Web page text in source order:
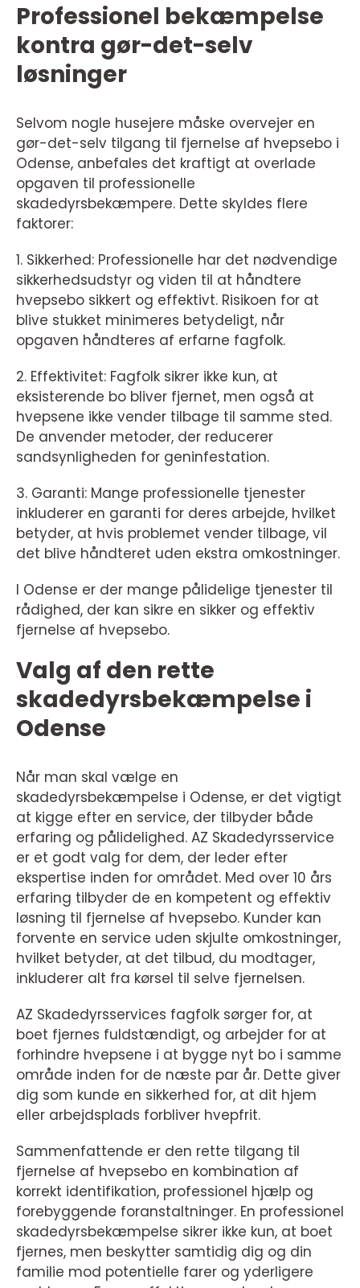
Professionel bekæmpelse
kontra gør-det-selv
løsninger
Selvom nogle husejere måske overvejer en
gør-det-selv tilgang til fjernelse af hvepsebo i
Odense, anbefales det kraftigt at overlade
opgaven til professionelle
skadedyrsbekæmpere. Dette skyldes flere
faktorer:
1. Sikkerhed: Professionelle har det nødvendige
sikkerhedsudstyr og viden til at håndtere
hvepsebo sikkert og effektivt. Risikoen for at
blive stukket minimeres betydeligt, når
opgaven håndteres af erfarne fagfolk.
2. Effektivitet: Fagfolk sikrer ikke kun, at
eksisterende bo bliver fjernet, men også at
hvepsene ikke vender tilbage til samme sted.
De anvender metoder, der reducerer
sandsynligheden for geninfestation.
3. Garanti: Mange professionelle tjenester
inkluderer en garanti for deres arbejde, hvilket
betyder, at hvis problemet vender tilbage, vil
det blive håndteret uden ekstra omkostninger.
I Odense er der mange pålidelige tjenester til
rådighed, der kan sikre en sikker og effektiv
fjernelse af hvepsebo.
Valg af den rette
skadedyrsbekæmpelse i
Odense
Når man skal vælge en
skadedyrsbekæmpelse i Odense, er det vigtigt
at kigge efter en service, der tilbyder både
erfaring og pålidelighed. AZ Skadedyrsservice
er et godt valg for dem, der leder efter
ekspertise inden for området. Med over 10 års
erfaring tilbyder de en kompetent og effektiv
løsning til fjernelse af hvepsebo. Kunder kan
forvente en service uden skjulte omkostninger,
hvilket betyder, at det tilbud, du modtager,
inkluderer alt fra kørsel til selve fjernelsen.
AZ Skadedyrsservices fagfolk sørger for, at
boet fjernes fuldstændigt, og arbejder for at
forhindre hvepsene i at bygge nyt bo i samme
område inden for de næste par år. Dette giver
dig som kunde en sikkerhed for, at dit hjem
eller arbejdsplads forbliver hvepfrit.
Sammenfattende er den rette tilgang til
fjernelse af hvepsebo en kombination af
korrekt identifikation, professionel hjælp og
forebyggende foranstaltninger. En professionel
skadedyrsbekæmpelse sikrer ikke kun, at boet
fjernes, men beskytter samtidig dig og din
familie mod potentielle farer og yderligere